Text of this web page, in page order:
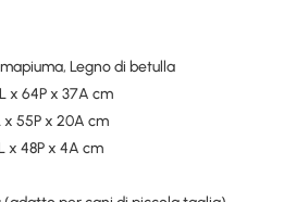
Legno di betulla
x 64P x 37A cm
x 55P x 20A cm
x 48P x 4A cm